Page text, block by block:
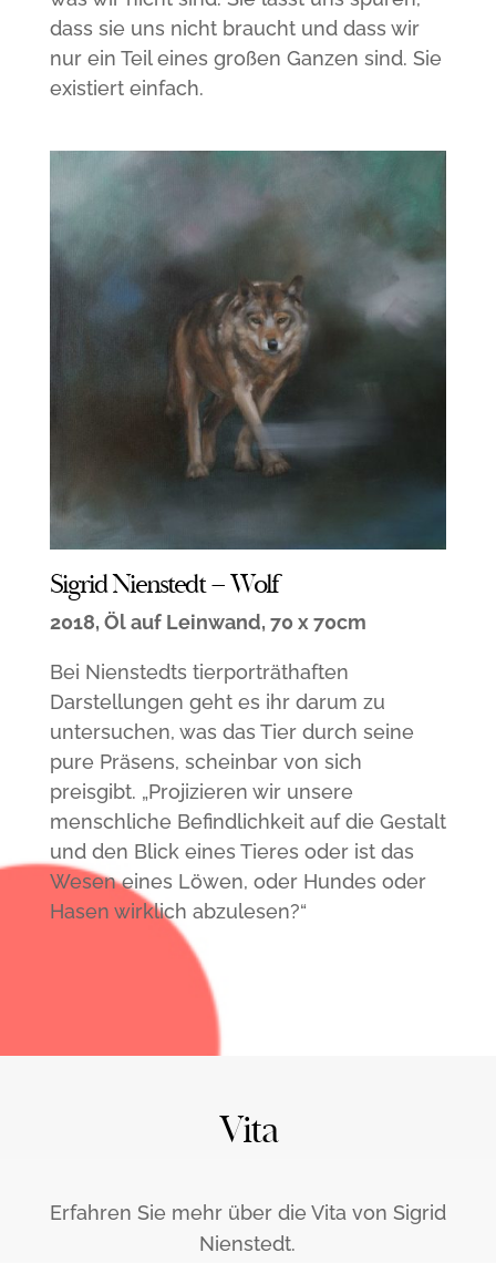
dass sie uns nicht braucht und dass wir
nur ein Teil eines großen Ganzen sind. Sie
existiert einfach.
Sigrid Nienstedt – Wolf
2018, Öl auf Leinwand, 70 x 70cm
Bei Nienstedts tierporträthaften
Darstellungen geht es ihr darum zu
untersuchen, was das Tier durch seine
pure Präsens, scheinbar von sich
preisgibt. „Projizieren wir unsere
menschliche Befindlichkeit auf die Gestalt
und den Blick eines Tieres oder ist das
Wesen eines Löwen, oder Hundes oder
Hasen wirklich abzulesen?“
Vita
Erfahren Sie mehr über die Vita von Sigrid
Nienstedt.